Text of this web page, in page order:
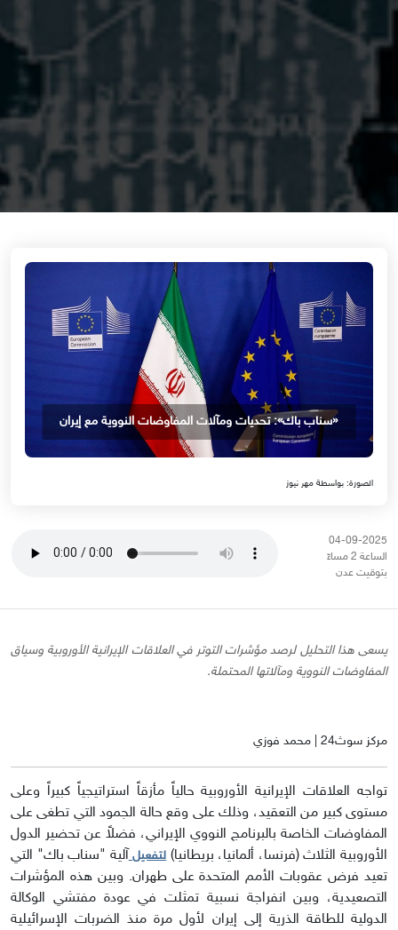
«سناب باك»: تحديات ومآلات المفاوضات النووية مع إيران
الصورة: بواسطة مهر نيوز
04-09-2025
الساعة 2 مساءً
بتوقيت عدن
يسعى هذا التحليل لرصد مؤشرات التوتر في العلاقات الإيرانية الأوروبية وسياق
المفاوضات النووية ومآلاتها المحتملة.
مركز سوث24 | محمد فوزي
تواجه العلاقات الإيرانية الأوروبية حالياً مأزقاً استراتيجياً كبيراً وعلى
مستوى كبير من التعقيد، وذلك على وقع حالة الجمود التي تطغى على
المفاوضات الخاصة بالبرنامج النووي الإيراني، فضلاً عن تحضير الدول
الأوروبية الثلاث (فرنسا، ألمانيا، بريطانيا)لتفعيلآلية "سناب باك" التي
تعيد فرض عقوبات الأمم المتحدة على طهران. وبين هذه المؤشرات
التصعيدية، وبين انفراجة نسبية تمثلت في عودة مفتشي الوكالة
الدولية للطاقة الذرية إلى إيران لأول مرة منذ الضربات الإسرائيلية